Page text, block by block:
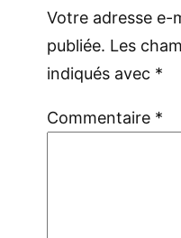
Votre adresse e-
publiée. Les
indiqués avec *
Commentaire *